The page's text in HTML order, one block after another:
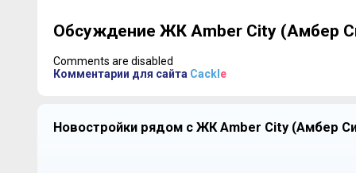
Обсуждение ЖК Amber City (Амбер
Comments are disabled
Комментарии для сайта Cackl e
Новостройки рядом с ЖК Amber City (Амбер